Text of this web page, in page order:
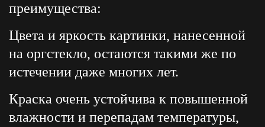
преимущества:
Цвета и яркость картинки, нанесенной
на оргстекло, остаются такими же по
истечении даже многих лет.
Краска очень устойчива к повышенной
влажности и перепадам температуры,